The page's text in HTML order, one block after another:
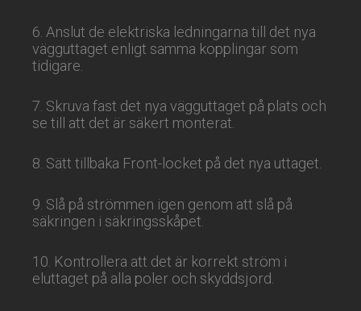
6. Anslut de elektriska ledningarna till det nya
vägguttaget enligt samma kopplingar som
tidigare.
7. Skruva fast det nya vägguttaget på plats och
se till att det är säkert monterat.
8. Sätt tillbaka Front-locket på det nya uttaget.
9. Slå på strömmen igen genom att slå på
säkringen i säkringsskåpet.
10. Kontrollera att det är korrekt ström i
eluttaget på alla poler och skyddsjord.